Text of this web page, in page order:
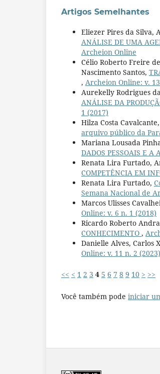
Artigos Semelhantes
Eliezer Pires da Silva,
ANÁLISE DE UMA
Archeion Online
Célio Roberto Freire
Nascimento Santos,
, Archeion Online: v.
Aurekelly Rodrigues
ANÁLISE DA
1 (2017)
Hilza Costa
arquivo público da
Mariana Lousada
DADOS PESSOAIS E A
Renata Lira Furtado,
COMPETÊNCIA EM
Renata Lira Furtado,
Semana Nacional de
Marcos Ulisses
Online: v. 6 n. 1 (2018)
Ricardo Roberto
CONHECIMENTO ,
Danielle Alves, Carlos
Online: v. 11 n. 2
<< < 1 2 3 4 5 6 7 8 9 10 > >>
Você também pode iniciar